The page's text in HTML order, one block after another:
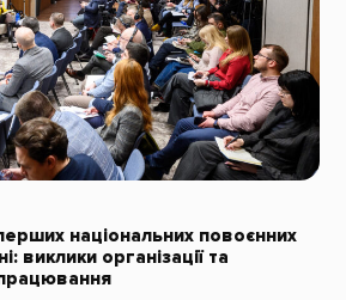
національних повоєнних
виклики організації та